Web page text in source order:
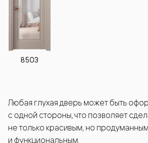
8503
Любая глухая дверь может быть
с одной стороны, что позволяет
не только красивым, но продуманным
и функциональным.